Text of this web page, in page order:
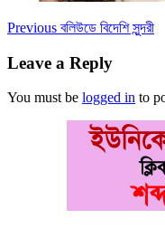
Post
navigation
Previous Previous
বলিউডে বিদেশি সুন্দরী
Leave a Reply
You must be logged in to